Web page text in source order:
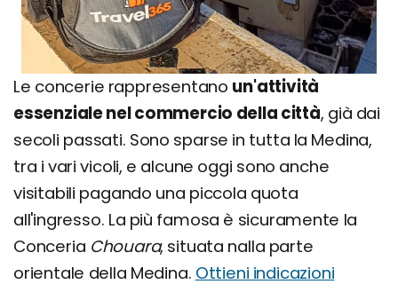
Le concerie rappresentano un'attività
essenziale nel commercio della città, già dai
secoli passati. Sono sparse in tutta la Medina,
tra i vari vicoli, e alcune oggi sono anche
visitabili pagando una piccola quota
all'ingresso. La più famosa è sicuramente la
Conceria Chouara, situata nalla parte
orientale della Medina. Ottieni indicazioni